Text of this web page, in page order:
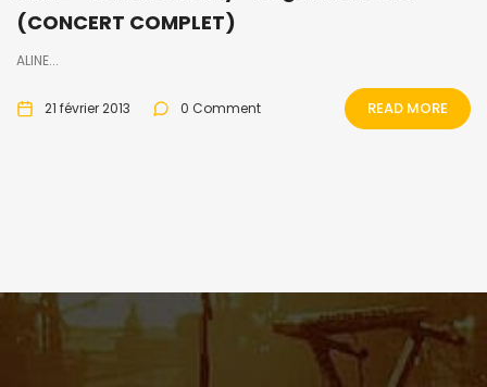
(CONCERT COMPLET)
ALINE...
21 février 2013 0 Comment READ MORE